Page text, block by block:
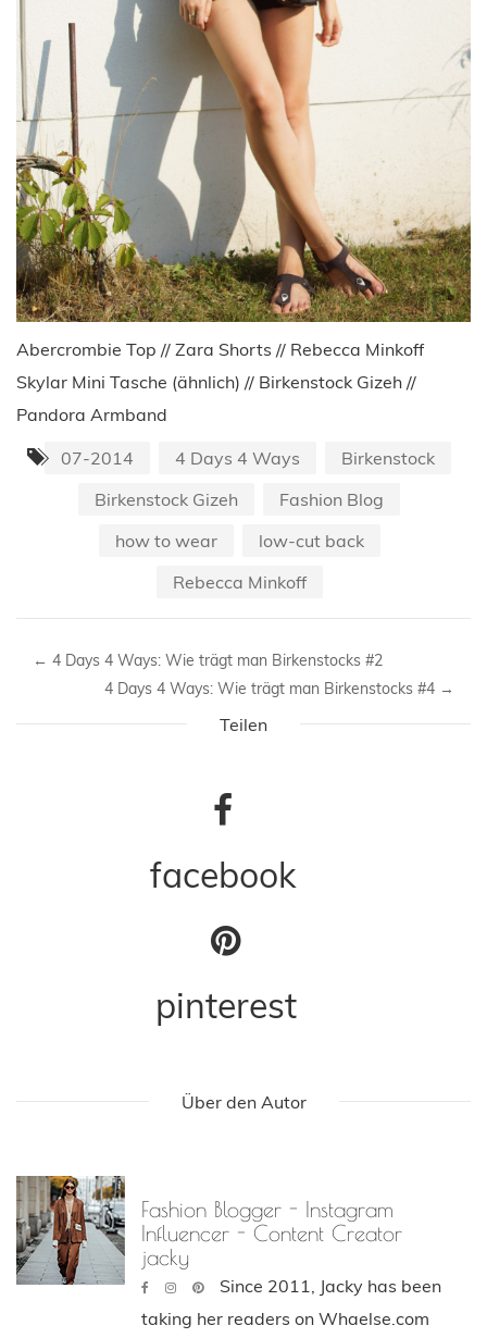
Abercrombie Top // Zara Shorts // Rebecca Minkoff
Skylar Mini Tasche (ähnlich) // Birkenstock Gizeh //
Pandora Armband
07-2014
4 Days 4 Ways
Birkenstock
Birkenstock Gizeh
Fashion Blog
how to wear
low-cut back
Rebecca Minkoff
← 4 Days 4 Ways: Wie trägt man Birkenstocks #2
4 Days 4 Ways: Wie trägt man Birkenstocks #4 →
Teilen
facebook
pinterest
Über den Autor
Fashion Blogger - Instagram
Influencer - Content Creator
jacky
Since 2011, Jacky has been
taking her readers on Whaelse.com